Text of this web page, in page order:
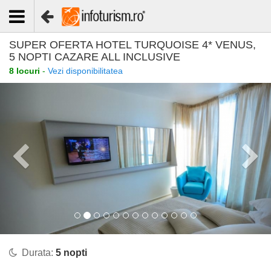
SUPER OFERTA HOTEL TURQUOISE 4* VENUS,
5 NOPTI CAZARE ALL INCLUSIVE
8 locuri - Vezi disponibilitatea
Durata: 5 nopti